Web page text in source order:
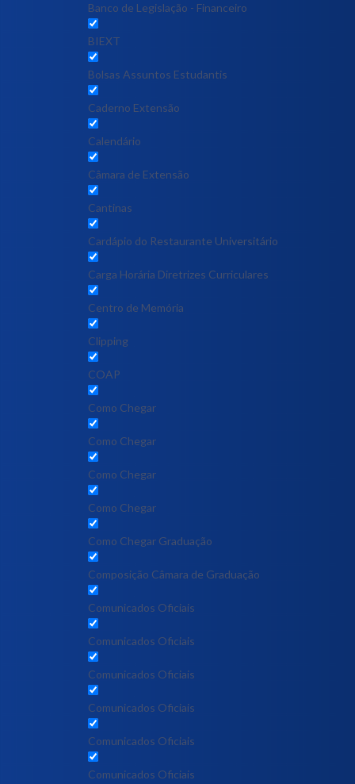
Banco de Legislação - Financeiro
BIEXT
Bolsas Assuntos Estudantis
Caderno Extensão
Calendário
Câmara de Extensão
Cantinas
Cardápio do Restaurante Universitário
Carga Horária Diretrizes Curriculares
Centro de Memória
Clipping
COAP
Como Chegar
Como Chegar
Como Chegar
Como Chegar
Como Chegar Graduação
Composição Câmara de Graduação
Comunicados Oficiais
Comunicados Oficiais
Comunicados Oficiais
Comunicados Oficiais
Comunicados Oficiais
Comunicados Oficiais